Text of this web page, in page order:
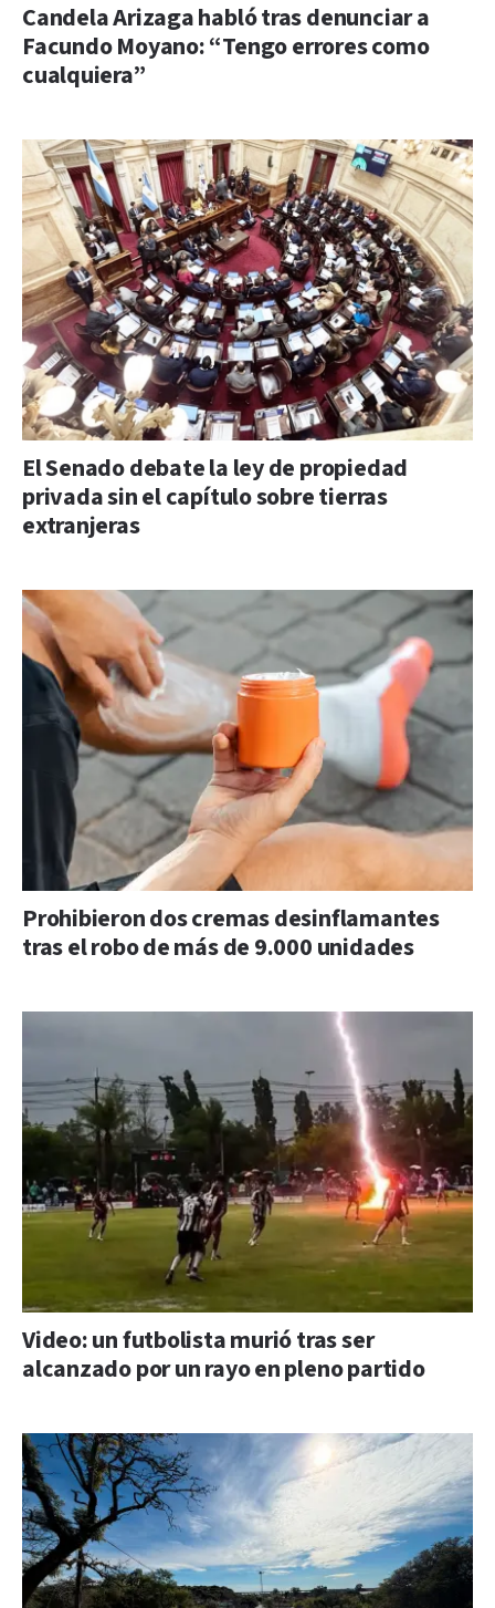
Candela Arizaga habló tras denunciar a
Facundo Moyano: “Tengo errores como
cualquiera”
El Senado debate la ley de propiedad
privada sin el capítulo sobre tierras
extranjeras
Prohibieron dos cremas desinflamantes
tras el robo de más de 9.000 unidades
Video: un futbolista murió tras ser
alcanzado por un rayo en pleno partido